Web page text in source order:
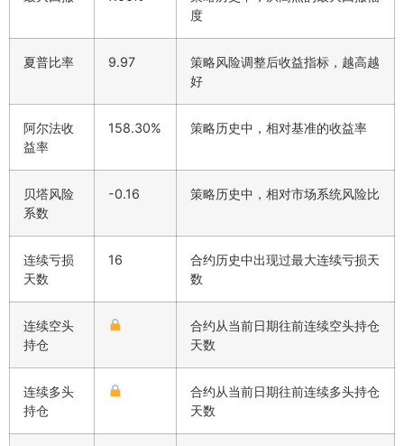
度
夏普比率 9.97
策略风险调整后收益指标，越高越
好
阿尔法收
益率
158.30% 策略历史中，相对基准的收益率
贝塔风险
系数
-0.16 策略历史中，相对市场系统风险比
连续亏损
天数
16
合约历史中出现过最大连续亏损天
数
连续空头
持仓
合约从当前日期往前连续空头持仓
天数
连续多头
持仓
合约从当前日期往前连续多头持仓
天数